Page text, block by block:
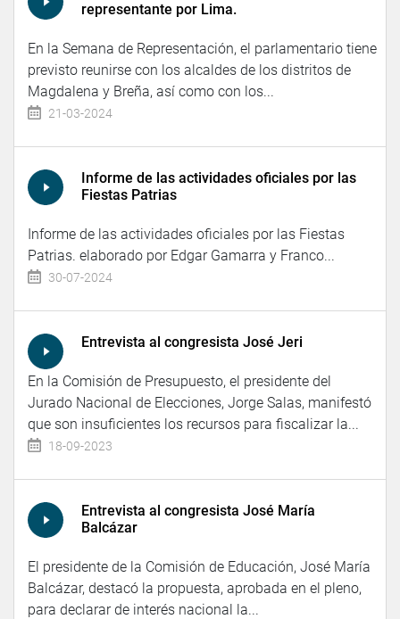
representante por Lima.
En la Semana de Representación, el parlamentario tiene
previsto reunirse con los alcaldes de los distritos de
Magdalena y Breña, así como con los...
21-03-2024
Informe de las actividades oficiales por las
Fiestas Patrias
Informe de las actividades oficiales por las Fiestas
Patrias. elaborado por Edgar Gamarra y Franco...
30-07-2024
Entrevista al congresista José Jeri
En la Comisión de Presupuesto, el presidente del
Jurado Nacional de Elecciones, Jorge Salas, manifestó
que son insuficientes los recursos para fiscalizar la...
18-09-2023
Entrevista al congresista José María
Balcázar
El presidente de la Comisión de Educación, José María
Balcázar, destacó la propuesta, aprobada en el pleno,
para declarar de interés nacional la...